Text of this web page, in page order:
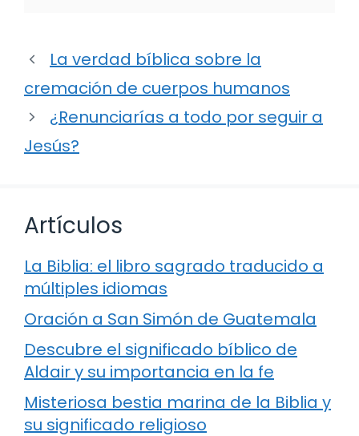
La verdad bíblica sobre la
cremación de cuerpos humanos
¿Renunciarías a todo por seguir a
Jesús?
Artículos
La Biblia: el libro sagrado traducido a
múltiples idiomas
Oración a San Simón de Guatemala
Descubre el significado bíblico de
Aldair y su importancia en la fe
Misteriosa bestia marina de la Biblia y
su significado religioso